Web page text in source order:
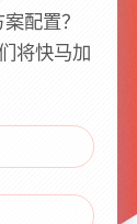
配置？
将快马加